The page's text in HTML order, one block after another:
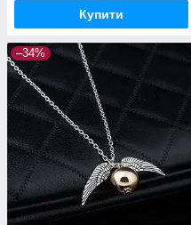
Купити
–34%